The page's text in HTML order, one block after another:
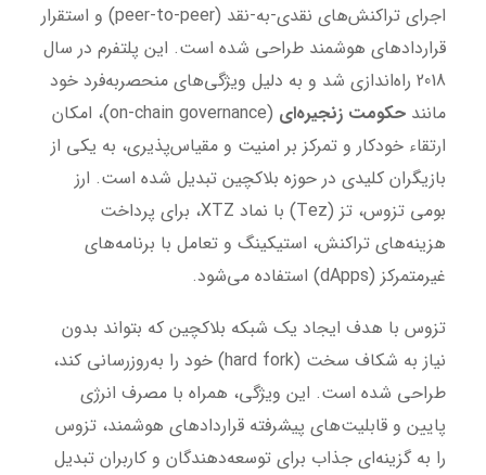
اجرای تراکنش‌های نقدی-به-نقد (peer-to-peer) و استقرار
قراردادهای هوشمند طراحی شده است. این پلتفرم در سال
2018 راه‌اندازی شد و به دلیل ویژگی‌های منحصربه‌فرد خود
مانندحکومت زنجیره‌ای
(on-chain governance)، امکان
ارتقاء خودکار و تمرکز بر امنیت و مقیاس‌پذیری، به یکی از
بازیگران کلیدی در حوزه بلاکچین تبدیل شده است. ارز
بومی تزوس، تز (Tez) با نماد XTZ، برای پرداخت
هزینه‌های تراکنش، استیکینگ و تعامل با برنامه‌های
غیرمتمرکز (dApps) استفاده می‌شود.
تزوس با هدف ایجاد یک شبکه بلاکچین که بتواند بدون
نیاز به شکاف سخت (hard fork) خود را به‌روزرسانی کند،
طراحی شده است. این ویژگی، همراه با مصرف انرژی
پایین و قابلیت‌های پیشرفته قراردادهای هوشمند، تزوس
را به گزینه‌ای جذاب برای توسعه‌دهندگان و کاربران تبدیل